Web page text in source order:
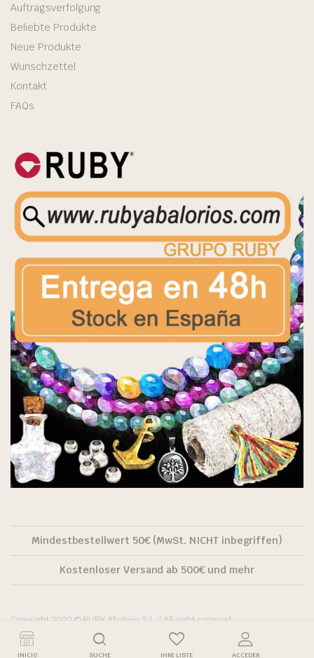
Auftragsverfolgung
Beliebte Produkte
Neue Produkte
Wunschzettel
Kontakt
FAQs
Mindestbestellwert 50€ (MwSt. NICHT inbegriffen)
Kostenloser Versand ab 500€ und mehr
Copyright 2022 © RUBY Abalorio S.L. | All right reserved.
INICIO SUCHE IHRE LISTE ACCEDER